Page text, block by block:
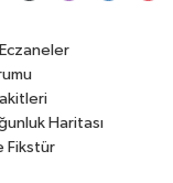
Haritası
Fikstür